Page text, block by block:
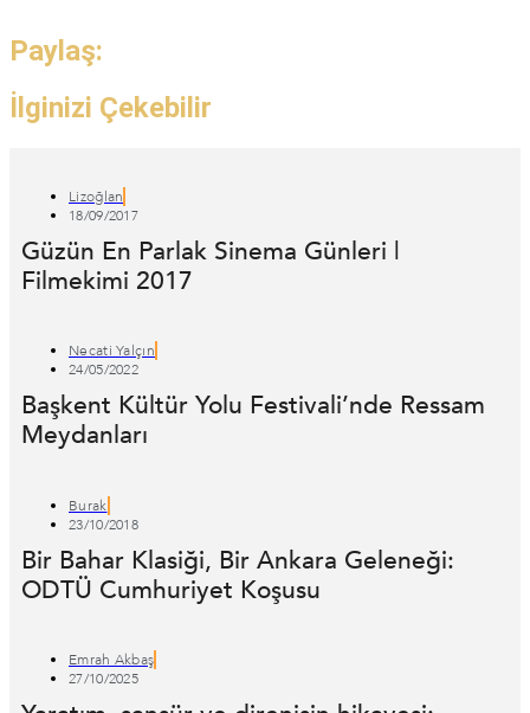
Paylaş:
İlginizi Çekebilir
Lizoğlan
18/09/2017
Güzün En Parlak Sinema Günleri |
Filmekimi 2017
Necati Yalçın
24/05/2022
Başkent Kültür Yolu Festivali’nde Ressam
Meydanları
Burak
23/10/2018
Bir Bahar Klasiği, Bir Ankara Geleneği:
ODTÜ Cumhuriyet Koşusu
Emrah Akbaş
27/10/2025